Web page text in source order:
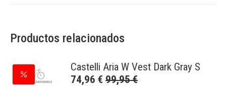
Productos relacionados
Castelli Aria W Vest Dark Gray S
74,96 € 99,95€